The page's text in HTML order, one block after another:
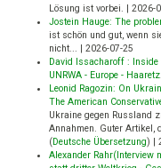
Lösung ist vorbei.
2026-
Jostein Hauge: The
ist schön und gut, wenn
nicht...
2026-07-25
David Issacharoff : Inside
UNRWA - Europe - Haaretz
Leonid Ragozin: On
The American
Ukraine gegen Russland
Annahmen. Guter Artikel,
(Deutsche Übersetzung)
Alexander Rahr(Interview